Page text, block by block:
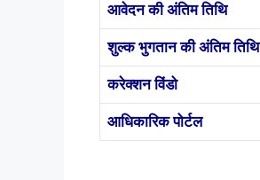
आवेदन की अंतिम तिथि
शुल्क भुगतान की अंतिम तिथि
करेक्शन विंडो
आधिकारिक पोर्टल